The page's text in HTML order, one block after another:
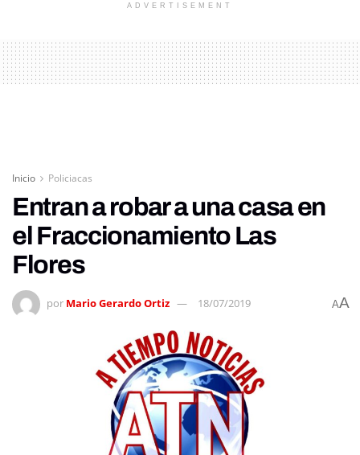
ADVERTISEMENT
Inicio Policiacas
Entran a robar a una casa en
el Fraccionamiento Las
Flores
por Mario Gerardo Ortiz 18/07/2019 AA